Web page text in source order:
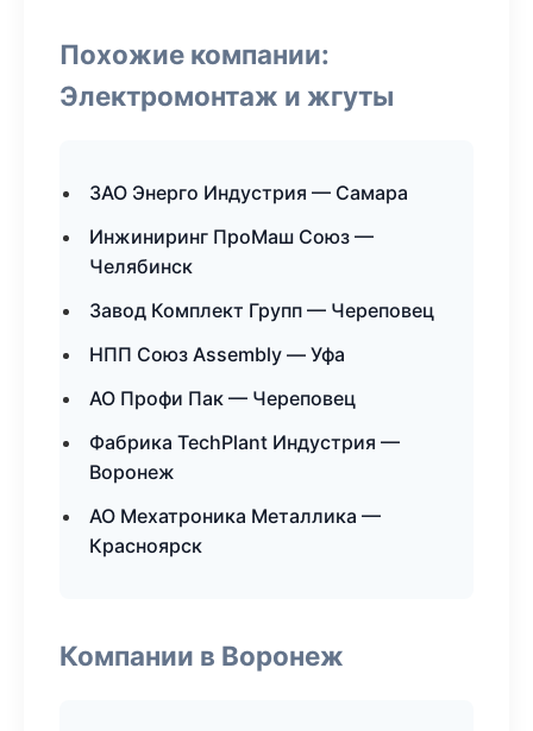
Похожие компании:
Электромонтаж и жгуты
ЗАО Энерго Индустрия — Самара
Инжиниринг ПроМаш Союз —
Челябинск
Завод Комплект Групп — Череповец
НПП Союз Assembly — Уфа
АО Профи Пак — Череповец
Фабрика TechPlant Индустрия —
Воронеж
АО Мехатроника Металлика —
Красноярск
Компании в Воронеж